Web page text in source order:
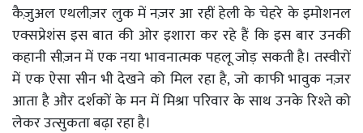
कैज़ुअल एथलीज़र लुक में नज़र आ रहीं हेली के चेहरे के इमोशनल
एक्सप्रेशंस इस बात की ओर इशारा कर रहे हैं कि इस बार उनकी
कहानी सीज़न में एक नया भावनात्मक पहलू जोड़ सकती है। तस्वीरों
में एक ऐसा सीन भी देखने को मिल रहा है, जो काफी भावुक नज़र
आता है और दर्शकों के मन में मिश्रा परिवार के साथ उनके रिश्ते को
लेकर उत्सुकता बढ़ा रहा है।